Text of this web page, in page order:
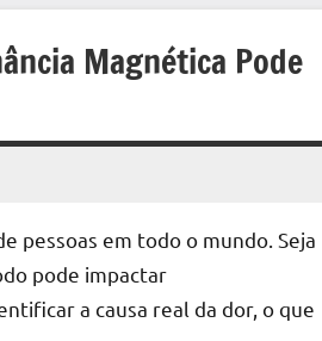
Magnética Pode
pessoas em todo o mundo. Seja
pode impactar
a causa real da dor, o que